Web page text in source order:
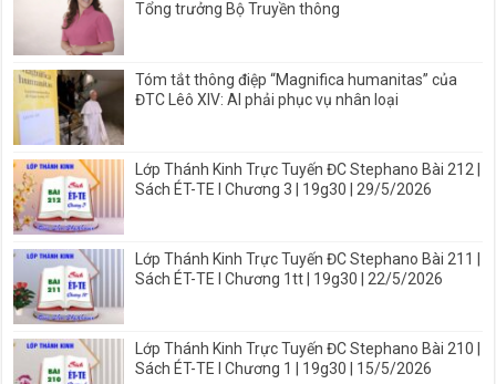
Tổng trưởng Bộ Truyền thông
Tóm tắt thông điệp “Magnifica humanitas” của
ĐTC Lêô XIV: AI phải phục vụ nhân loại
Lớp Thánh Kinh Trực Tuyến ĐC Stephano Bài 212 |
Sách ÉT-TE I Chương 3 | 19g30 | 29/5/2026
Lớp Thánh Kinh Trực Tuyến ĐC Stephano Bài 211 |
Sách ÉT-TE I Chương 1tt | 19g30 | 22/5/2026
Lớp Thánh Kinh Trực Tuyến ĐC Stephano Bài 210 |
Sách ÉT-TE I Chương 1 | 19g30 | 15/5/2026